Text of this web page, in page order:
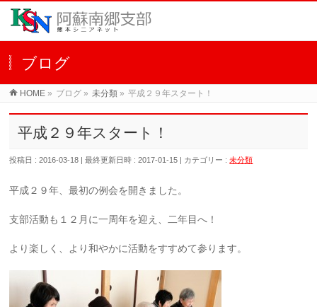
ブログ
HOME » ブログ » 未分類 » 平成２９年スタート！
平成２９年スタート！
投稿日 : 2016-03-18 最終更新日時 : 2017-01-15 カテゴリー :未分類
平成２９年、最初の例会を開きました。
支部活動も１２月に一周年を迎え、二年目へ！
より楽しく、より和やかに活動をすすめて参ります。